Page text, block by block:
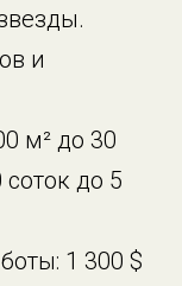
и
м² до 30
до 5
1 300 $